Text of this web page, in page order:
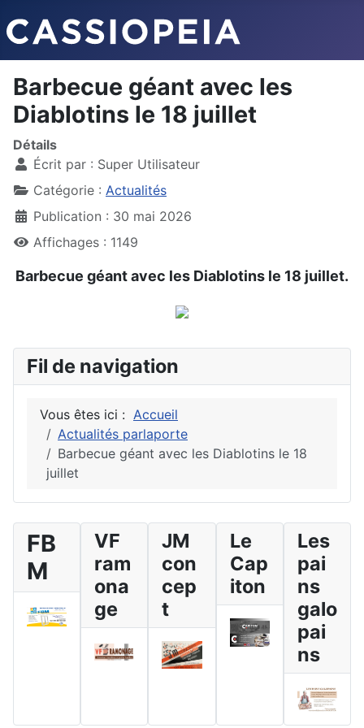
Fil de navigation
Vous êtes ici : Accueil
Actualités parlaporte
Barbecue géant avec les Diablotins le 18
juillet
Barbecue géant avec les
Diablotins le 18 juillet
Détails
Écrit par : Super Utilisateur
Catégorie : Actualités
Publication : 30 mai 2026
Affichages : 1149
Barbecue géant avec les Diablotins le 18 juillet.
FB
M
VF
ram
ona
ge
JM
con
cep
t
Le
Cap
iton
Les
pai
ns
galo
pai
ns